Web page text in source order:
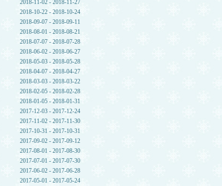
2018-11-02 - 2018-11-27
2018-10-22 - 2018-10-24
2018-09-07 - 2018-09-11
2018-08-01 - 2018-08-21
2018-07-07 - 2018-07-28
2018-06-02 - 2018-06-27
2018-05-03 - 2018-05-28
2018-04-07 - 2018-04-27
2018-03-03 - 2018-03-22
2018-02-05 - 2018-02-28
2018-01-05 - 2018-01-31
2017-12-03 - 2017-12-24
2017-11-02 - 2017-11-30
2017-10-31 - 2017-10-31
2017-09-02 - 2017-09-12
2017-08-01 - 2017-08-30
2017-07-01 - 2017-07-30
2017-06-02 - 2017-06-28
2017-05-01 - 2017-05-24